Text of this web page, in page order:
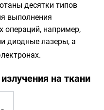
десятки типов
выполнения
операций, например,
диодные лазеры, а
.
на ткани